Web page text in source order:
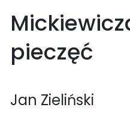
pieczęć
Jan Zieliński